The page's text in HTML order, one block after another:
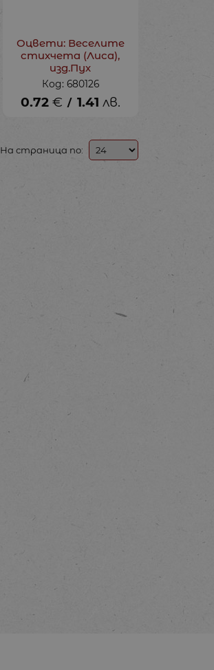
Оцвети: Веселите
стихчета (Лиса),
изд.Пух
Код: 680126
0.72 € / 1.41 лв.
На страница по: